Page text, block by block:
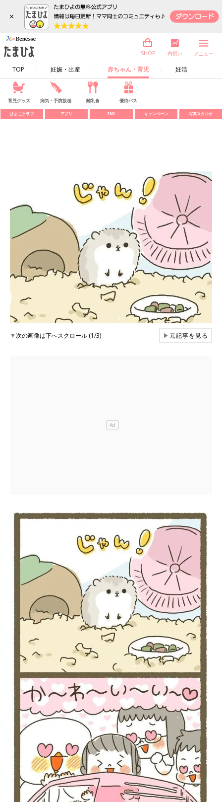
×
TOP 妊娠・出産 赤ちゃん・育児 妊活
SHOP 内祝い メニュー
育児グッズ 病気・予防接種 離乳食 優待パス
ひよこクラブ アプリ SNS キャンペーン 写真スタジオ
▼次の画像は下へスクロール (1/3) ▶元記事を見る